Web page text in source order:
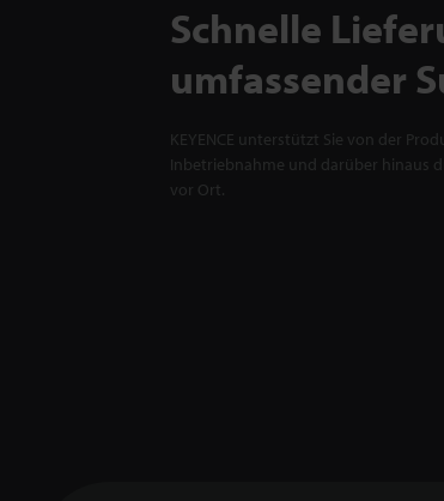
Schnelle
umfassender
KEYENCE unterstützt Sie von der
Inbetriebnahme und darüber hinaus
vor Ort.